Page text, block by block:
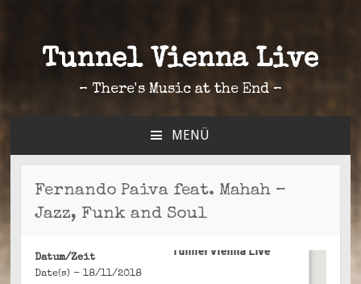
Tunnel Vienna Live
– There's Music at the End –
MENÜ
SPRINGEN
Fernando Paiva feat. Mahah –
Jazz, Funk and Soul
Tunnel Vienna Live
Datum/Zeit
Date(s) - 18/11/2018